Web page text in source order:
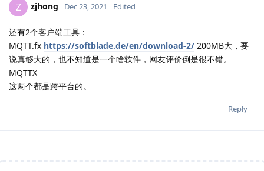
Z zjhong Dec 23, 2021 Edited
还有2个客户端工具：
MQTT.fx https://softblade.de/en/download-2/ 200MB大，要
说真够大的，也不知道是一个啥软件，网友评价倒是很不错。
MQTTX
这两个都是跨平台的。
Reply